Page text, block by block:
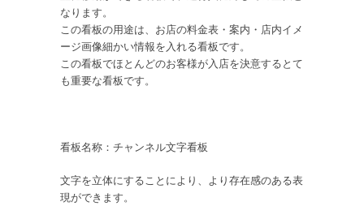
なります。
この看板の用途は、お店の料金表・案内・店内イメ
ージ画像細かい情報を入れる看板です。
この看板でほとんどのお客様が入店を決意するとて
も重要な看板です。
看板名称：チャンネル文字看板
文字を立体にすることにより、より存在感のある表
現ができます。